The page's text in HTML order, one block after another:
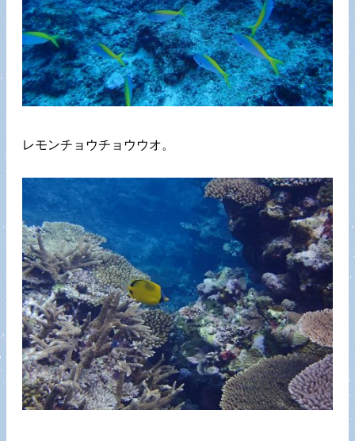
レモンチョウチョウウオ。